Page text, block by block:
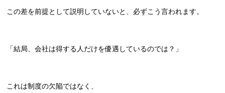
この差を前提として説明していないと、必ずこう言われます。
「結局、会社は得する人だけを優遇しているのでは？」
これは制度の欠陥ではなく、